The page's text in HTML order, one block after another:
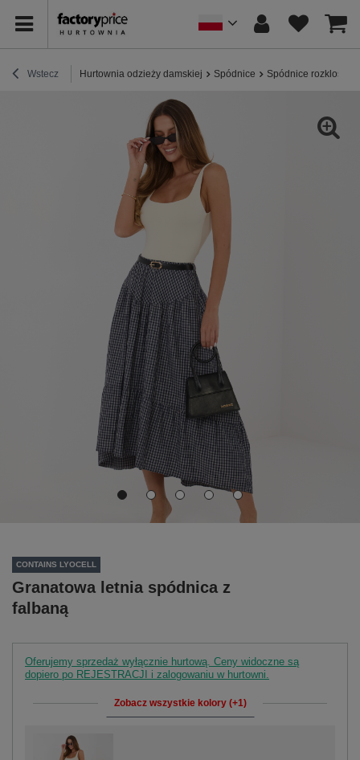
Wstecz Hurtownia odzieży damskiej Spódnice Spódnice
CONTAINS LYOCELL
Granatowa letnia spódnica z
falbaną
Oferujemy sprzedaż wyłącznie hurtową. Ceny widoczne są
dopiero po REJESTRACJI i zalogowaniu w hurtowni.
Zobacz wszystkie kolory (+1)